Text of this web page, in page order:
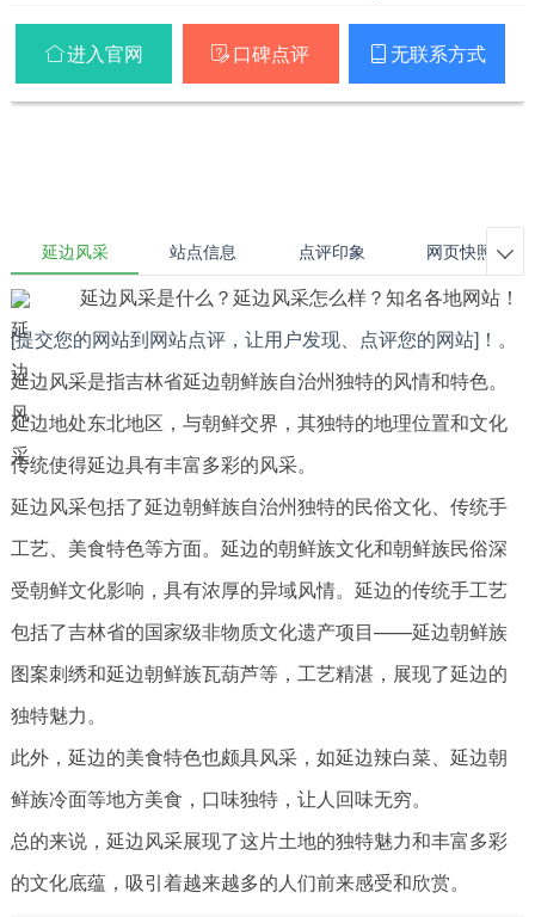
进入官网  口碑点评  无联系方式
延边风采 站点信息 点评印象 网页快照 
延边风采是什么？延边风采怎么样？知名各地网站！
[提交您的网站到网站点评，让用户发现、点评您的网站]！ 。
延边风采是指吉林省延边朝鲜族自治州独特的风情和特色。
延边地处东北地区，与朝鲜交界，其独特的地理位置和文化
传统使得延边具有丰富多彩的风采。
延边风采包括了延边朝鲜族自治州独特的民俗文化、传统手
工艺、美食特色等方面。延边的朝鲜族文化和朝鲜族民俗深
受朝鲜文化影响，具有浓厚的异域风情。延边的传统手工艺
包括了吉林省的国家级非物质文化遗产项目——延边朝鲜族
图案刺绣和延边朝鲜族瓦葫芦等，工艺精湛，展现了延边的
独特魅力。
此外，延边的美食特色也颇具风采，如延边辣白菜、延边朝
鲜族冷面等地方美食，口味独特，让人回味无穷。
总的来说，延边风采展现了这片土地的独特魅力和丰富多彩
的文化底蕴，吸引着越来越多的人们前来感受和欣赏。